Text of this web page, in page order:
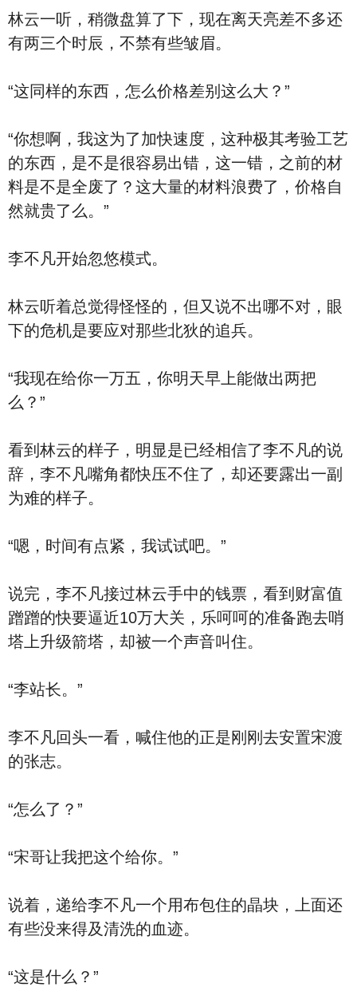
林云一听，稍微盘算了下，现在离天亮差不多还
有两三个时辰，不禁有些皱眉。
“这同样的东西，怎么价格差别这么大？”
“你想啊，我这为了加快速度，这种极其考验工艺
的东西，是不是很容易出错，这一错，之前的材
料是不是全废了？这大量的材料浪费了，价格自
然就贵了么。”
李不凡开始忽悠模式。
林云听着总觉得怪怪的，但又说不出哪不对，眼
下的危机是要应对那些北狄的追兵。
“我现在给你一万五，你明天早上能做出两把
么？”
看到林云的样子，明显是已经相信了李不凡的说
辞，李不凡嘴角都快压不住了，却还要露出一副
为难的样子。
“嗯，时间有点紧，我试试吧。”
说完，李不凡接过林云手中的钱票，看到财富值
蹭蹭的快要逼近10万大关，乐呵呵的准备跑去哨
塔上升级箭塔，却被一个声音叫住。
“李站长。”
李不凡回头一看，喊住他的正是刚刚去安置宋渡
的张志。
“怎么了？”
“宋哥让我把这个给你。”
说着，递给李不凡一个用布包住的晶块，上面还
有些没来得及清洗的血迹。
“这是什么？”